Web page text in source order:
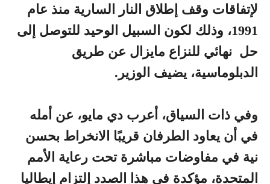
لإتفاقات وقف إطلاق النار السارية منذ عام
1991، وذلك لكون السبيل الوحيد للتوصل إلى
حل نهائي للنزاع مايزال عن طريق
الدبلوماسية، يضيف الوزير.
وفي ذات السياق، أعرب دي مايو، عن أمله
في أن يعاود الطرفان قريبًا الانخراط بحسن
نية في مفاوضات مباشرة تحت رعاية الأمم
المتحدة، مؤكدة في هذا الصدد إلتزام إيطاليا